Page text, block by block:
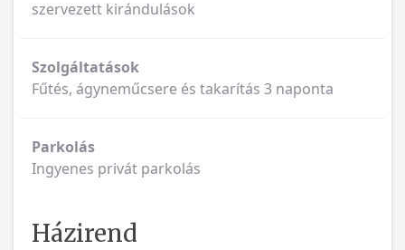
szervezett kirándulások
Szolgáltatások
Fűtés, ágyneműcsere és takarítás 3 naponta
Parkolás
Ingyenes privát parkolás
Házirend